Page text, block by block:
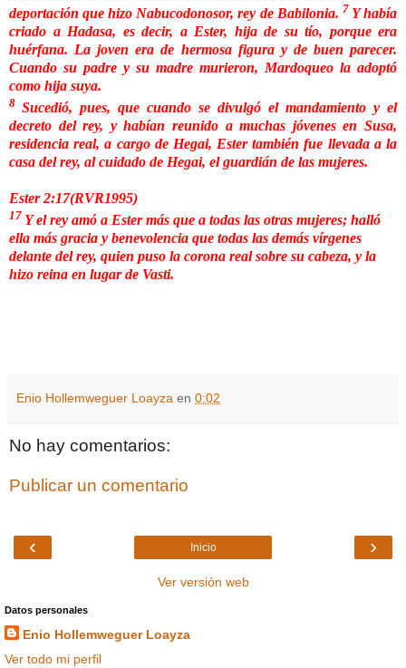
deportación que hizo Nabucodonosor, rey de Babilonia. 7 Y había
criado a Hadasa, es decir, a Ester, hija de su tío, porque era
huérfana. La joven era de hermosa figura y de buen parecer.
Cuando su padre y su madre murieron, Mardoqueo la adoptó
como hija suya.
8 Sucedió, pues, que cuando se divulgó el mandamiento y el
decreto del rey, y habían reunido a muchas jóvenes en Susa,
residencia real, a cargo de Hegai, Ester también fue llevada a la
casa del rey, al cuidado de Hegai, el guardián de las mujeres.
Ester 2:17(RVR1995)
17 Y el rey amó a Ester más que a todas las otras mujeres; halló
ella más gracia y benevolencia que todas las demás vírgenes
delante del rey, quien puso la corona real sobre su cabeza, y la
hizo reina en lugar de Vasti.
Enio Hollemweguer Loayza en 0:02
No hay comentarios:
Publicar un comentario
‹ ›
Inicio
Ver versión web
Datos personales
Enio Hollemweguer Loayza
Ver todo mi perfil